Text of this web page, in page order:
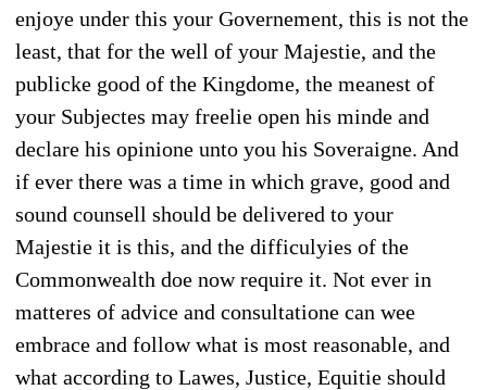
enjoye under this your Governement, this is not the
least, that for the well of your Majestie, and the
publicke good of the Kingdome, the meanest of
your Subjectes may freelie open his minde and
declare his opinione unto you his Soveraigne. And
if ever there was a time in which grave, good and
sound counsell should be delivered to your
Majestie it is this, and the difficulyies of the
Commonwealth doe now require it. Not ever in
matteres of advice and consultatione can wee
embrace and follow what is most reasonable, and
what according to Lawes, Justice, Equitie should